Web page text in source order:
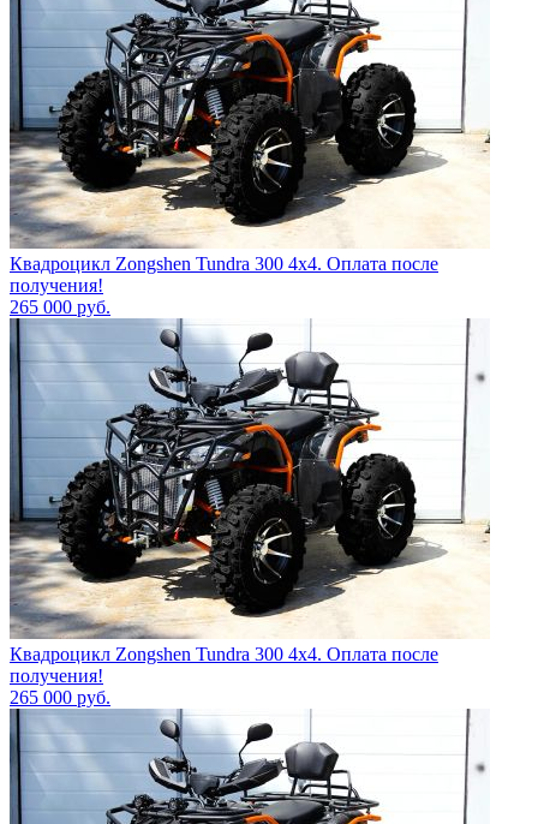
Квадроцикл Zongshen Tundra 300 4х4. Оплата после
получения!
265 000 руб.
Квадроцикл Zongshen Tundra 300 4х4. Оплата после
получения!
265 000 руб.